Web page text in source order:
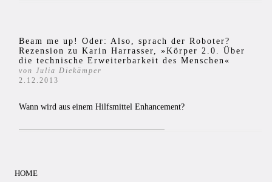
Beam me up! Oder: Also, sprach der Roboter?
Rezension zu Karin Harrasser, »Körper 2.0. Über
die technische Erweiterbarkeit des Menschen«
von Julia Diekämper
2.12.2013
Wann wird aus einem Hilfsmittel Enhancement?
HOME